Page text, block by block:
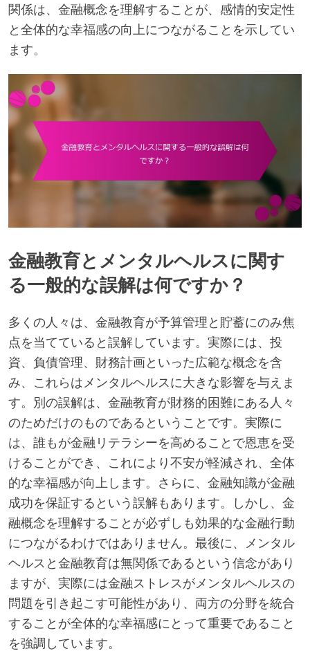
関係は、金融概念を理解することが、感情的安定性
と全体的な幸福感の向上につながることを示してい
ます。
金融教育とメンタルヘルスに関す
る一般的な誤解は何ですか？
多くの人々は、金融教育が予算管理と貯蓄にのみ焦
点を当てていると誤解しています。実際には、投
資、負債管理、財務計画といった広範な概念を含
み、これらはメンタルヘルスに大きな影響を与えま
す。別の誤解は、金融教育が財務的困難にある人々
のためだけのものであるということです。実際に
は、誰もが金融リテラシーを高めることで恩恵を受
けることができ、これにより不安が軽減され、全体
的な幸福感が向上します。さらに、金融知識が金融
成功を保証するという誤解もあります。しかし、金
融概念を理解することが必ずしも効果的な金融行動
につながるわけではありません。最後に、メンタル
ヘルスと金融教育は無関係であるという信念があり
ますが、実際には金融ストレスがメンタルヘルスの
問題を引き起こす可能性があり、両方の分野を統合
することが全体的な幸福感にとって重要であること
を強調しています。